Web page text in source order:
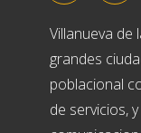
Villanueva de
grandes
poblacional
de servicios,